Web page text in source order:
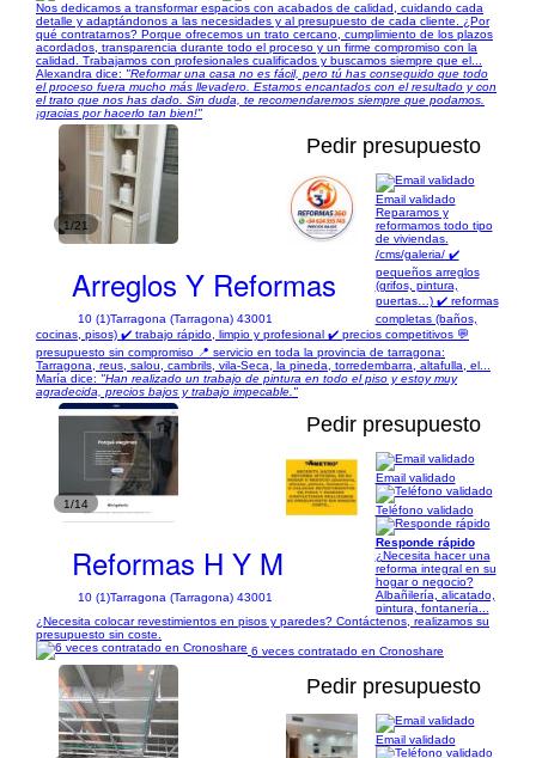
Nos dedicamos a transformar espacios con acabados de calidad, cuidando cada
detalle y adaptándonos a las necesidades y al presupuesto de cada cliente. ¿Por
qué contratarnos? Porque ofrecemos un trato cercano, cumplimiento de los plazos
acordados, transparencia durante todo el proceso y un firme compromiso con la
calidad. Trabajamos con profesionales cualificados y buscamos siempre que el...
Alexandra dice: "Reformar una casa no es fácil, pero tú has conseguido que todo
el proceso fuera mucho más llevadero. Estamos encantados con el resultado y con
el trato que nos has dado. Sin duda, te recomendaremos siempre que podamos.
¡gracias por hacerlo tan bien!"
1/21
Pedir presupuesto
Arreglos Y Reformas
10 (1)Tarragona (Tarragona) 43001
Email validado
Reparamos y
reformamos todo tipo
de viviendas.
/cms/galeria/ ✔️
pequeños arreglos
(grifos, pintura,
puertas…) ✔️ reformas
completas (baños,
cocinas, pisos) ✔️ trabajo rápido, limpio y profesional ✔️ precios competitivos 💬
presupuesto sin compromiso 📍 servicio en toda la provincia de tarragona:
Tarragona, reus, salou, cambrils, vila-Seca, la pineda, torredembarra, altafulla, el...
María dice: "Han realizado un trabajo de pintura en todo el piso y estoy muy
agradecida, precios bajos y trabajo impecable."
1/14
Pedir presupuesto
Reformas H Y M
10 (1)Tarragona (Tarragona) 43001
Email validado
Teléfono validado
Responde rápido
¿Necesita hacer una
reforma integral en su
hogar o negocio?
Albañilería, alicatado,
pintura, fontanería...
¿Necesita colocar revestimientos en pisos y paredes? Contáctenos, realizamos su
presupuesto sin coste.
6 veces contratado en Cronoshare
Pedir presupuesto
Email validado